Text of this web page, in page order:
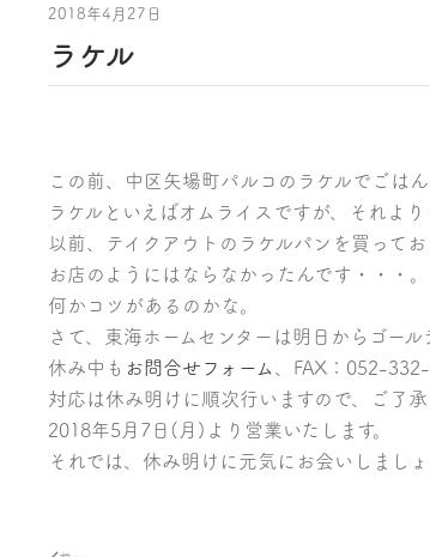
2018年4月27日
ラケル
この前、中区矢場町パルコのラケルでごはん
ラケルといえばオムライスですが、それよ
以前、テイクアウトのラケルパンを買ってお
お店のようにはならなかったんです・・・。
何かコツがあるのかな。
さて、東海ホームセンターは明日からゴール
休み中も お問合せフォーム
、FAX：052-
対応は休み明けに順次行いますので、ご了承
2018年5月7日(月)より営業いたします。
それでは、休み明けに元気にお会いしましょ